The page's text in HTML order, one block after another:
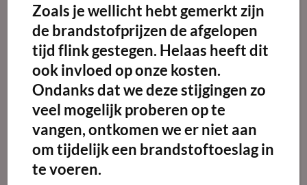
Maak
favoriet!
Zoals je wellicht hebt gemerkt zijn
de brandstofprijzen de afgelopen
tijd flink gestegen. Helaas heeft dit
ook invloed op onze kosten.
Ondanks dat we deze stijgingen zo
veel mogelijk proberen op te
vangen, ontkomen we er niet aan
om tijdelijk een brandstoftoeslag in
te voeren.